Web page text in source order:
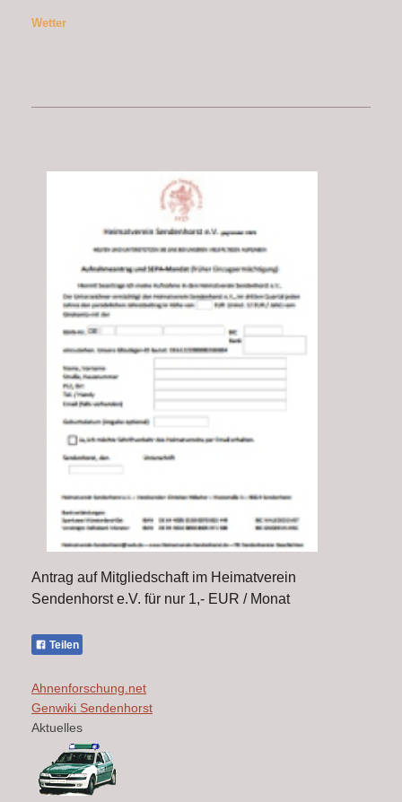
Wetter
Antrag auf Mitgliedschaft im Heimatverein
Sendenhorst e.V. für nur 1,- EUR / Monat
Teilen
Ahnenforschung.net
Genwiki Sendenhorst
Aktuelles